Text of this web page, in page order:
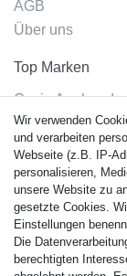
AGB
Über uns
Top Marken
Casio Armband
Festina Armband
Citizen Armband
M. Lacroix
J. Lemans
Uhrenarmbänder
Sicherheit
Wir verwenden
und verarbeiten
Webseite (z.B. IP-
personalisieren,
unsere Website zu
gesetzte Cookies.
Einstellungen
Die
berechtigten